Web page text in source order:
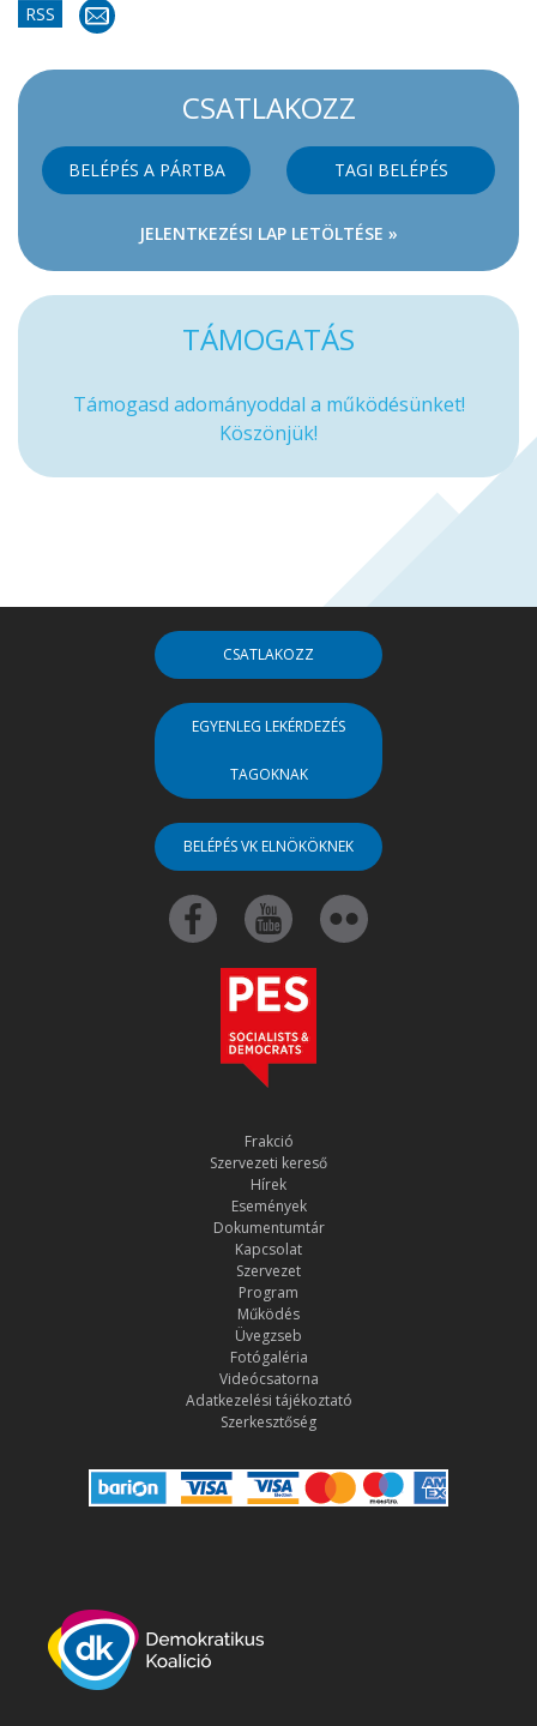
RSS
CSATLAKOZZ
BELÉPÉS A PÁRTBA TAGI BELÉPÉS
JELENTKEZÉSI LAP LETÖLTÉSE »
TÁMOGATÁS
Támogasd adományoddal a működésünket!
Köszönjük!
CSATLAKOZZ
EGYENLEG LEKÉRDEZÉS
TAGOKNAK
BELÉPÉS VK ELNÖKÖKNEK
Frakció
Szervezeti kereső
Hírek
Események
Dokumentumtár
Kapcsolat
Szervezet
Program
Működés
Üvegzseb
Fotógaléria
Videócsatorna
Adatkezelési tájékoztató
Szerkesztőség